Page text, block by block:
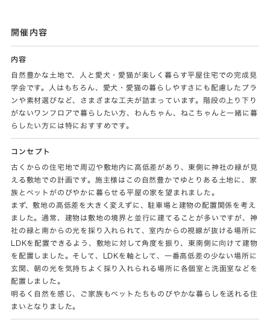
開催内容
内容
自然豊かな土地で、人と愛犬・愛猫が楽しく暮らす平屋住宅での完成見
学会です。人はもちろん、愛犬・愛猫の暮らしやすさにも配慮したプラ
ンや素材選びなど、さまざまな工夫が詰まっています。階段の上り下り
がないワンフロアで暮らしたい方、わんちゃん、ねこちゃんと一緒に暮
らしたい方には特におすすめです。
コンセプト
古くからの住宅地で周辺や敷地内に高低差があり、東側に神社の緑が見
える敷地での計画です。施主様はこの自然豊かでゆとりある土地に、家
族とペットがのびやかに暮らせる平屋の家を望まれました。
まず、敷地の高低差を大きく変えずに、駐車場と建物の配置関係を考え
ました。通常、建物は敷地の境界と並行に建てることが多いですが、神
社の緑と南からの光を採り入れられて、室内からの視線が抜ける場所に
LDKを配置できるよう、敷地に対して角度を振り、東南側に向けて建物
を配置しました。そして、LDKを軸として、一番高低差の少ない場所に
玄関、朝の光を気持ちよく採り入れられる場所に各個室と洗面室などを
配置しました。
明るく自然を感じ、ご家族もペットたちものびやかな暮らしを送れる住
まいとなりました。